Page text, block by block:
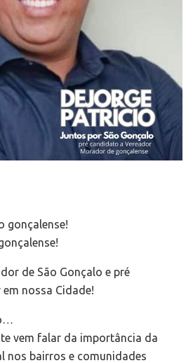
gonçalense!
de São Gonçalo e pré
nossa Cidade!
vem falar da importância da
nos bairros e comunidades